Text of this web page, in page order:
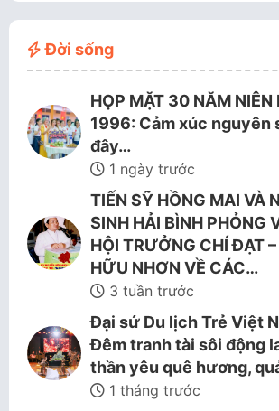
Đời sống
HỌP MẶT 30 NĂM
1996: Cảm xúc nguyên
đây…
1 ngày trước
TIẾN SỸ HỒNG MAI VÀ
SINH HẢI BÌNH PHỎNG
HỘI TRƯỞNG CHÍ ĐẠT
HỮU NHƠN VỀ CÁC…
3 tuần trước
Đại sứ Du lịch Trẻ Việt
Đêm tranh tài sôi động
thần yêu quê hương,
1 tháng trước